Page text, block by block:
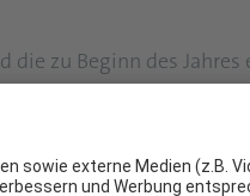
zu Beginn des